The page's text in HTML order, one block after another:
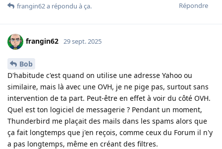
Répondre
frangin62a répondu à ça.
frangin62 29 sept. 2025
Bob
D'habitude c'est quand on utilise une adresse Yahoo ou
similaire, mais là avec une OVH, je ne pige pas, surtout sans
intervention de ta part. Peut-être en effet à voir du côté OVH.
Quel est ton logiciel de messagerie ? Pendant un moment,
Thunderbird me plaçait des mails dans les spams alors que
ça fait longtemps que j'en reçois, comme ceux du Forum il n'y
a pas longtemps, même en créant des filtres.